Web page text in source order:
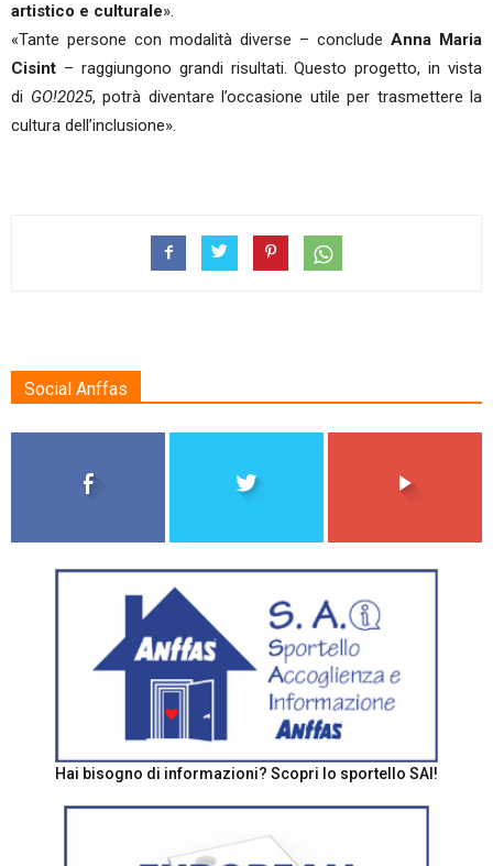
artistico e culturale».
«Tante persone con modalità diverse – conclude Anna Maria
Cisint – raggiungono grandi risultati. Questo progetto, in vista
di GO!2025, potrà diventare l’occasione utile per trasmettere la
cultura dell’inclusione».
Social Anffas
Hai bisogno di informazioni? Scopri lo sportello SAI!